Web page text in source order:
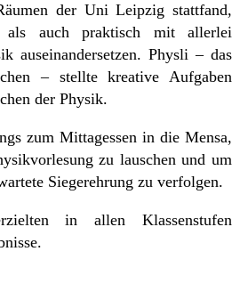
der Uni Leipzig stattfand,
als auch praktisch mit allerlei
auseinandersetzen. Physli – das
– stellte kreative Aufgaben
der Physik.
zum Mittagessen in die Mensa,
zu lauschen und um
Siegerehrung zu verfolgen.
in allen Klassenstufen